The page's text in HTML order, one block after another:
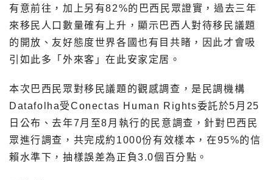
有意前往，加上另有82%的巴西民眾證實，過去三年
來移民人口數量確有上升，顯示巴西人對待移民議題
的開放、友好態度世界各國也有目共睹，因此才會吸
引如此多「外來客」在此安家定居。
本次巴西民眾對移民議題的觀感調查，是民調機構
Datafolha受Conectas Human Rights委託於5月25
日公布、去年7月至8月執行的民意調查，針對巴西民
眾進行調查，共完成約1000份有效樣本，在95%的信
賴水準下，抽樣誤差為正負3.0個百分點。